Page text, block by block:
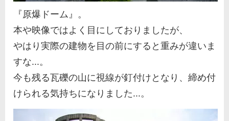
『原爆ドーム』。
本や映像ではよく目にしておりましたが、
やはり実際の建物を目の前にすると重みが違いま
すな...。
今も残る瓦礫の山に視線が釘付けとなり、締め付
けられる気持ちになりました...。